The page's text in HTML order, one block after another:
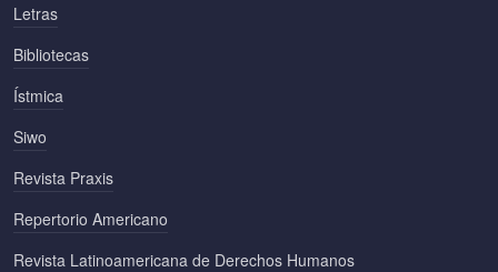
Letras
Bibliotecas
Ístmica
Siwo
Revista Praxis
Repertorio Americano
Revista Latinoamericana de Derechos Humanos